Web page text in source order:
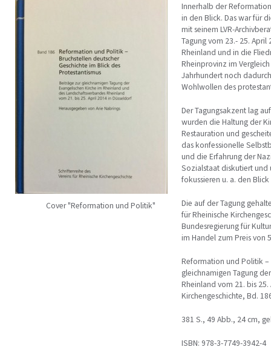
Cover "Reformation und Politik"
Innerhalb der
in den Blick. Das war für
mit seinem LVR-
Tagung vom 23.- 25. April
Rheinland und in die
Rheinprovinz im
Jahrhundert noch
Wohlwollen des
Der Tagungsakzent lag
wurden die Haltung der
Restauration und
das konfessionelle
und die Erfahrung der
Sozialstaat diskutiert und
fokussieren u. a. den
Die auf der Tagung
für Rheinische
Bundesregierung für
im Handel zum Preis von
Reformation und Politik –
gleichnamigen Tagung
Rheinland vom 21. bis 25.
Kirchengeschichte, Bd.
381 S., 49 Abb., 24 cm,
ISBN: 978-3-7749-3942-4